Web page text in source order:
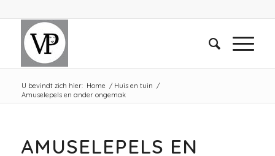
U bevindt zich hier: Home / Huis en tuin /
Amuselepels en ander ongemak
AMUSELEPELS EN